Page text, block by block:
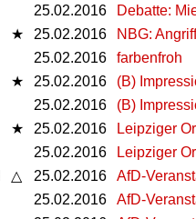
25.02.2016
Debatte:
★ 25.02.2016
NBG:
25.02.2016
farbenfroh
★ 25.02.2016
(B)
25.02.2016
(B)
★ 25.02.2016
Leipziger
25.02.2016
Leipziger
△ 25.02.2016
AfD-
25.02.2016
AfD-